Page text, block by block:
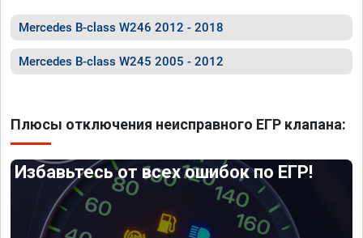
Mercedes B-class W246 2012 - 2018
Mercedes B-class W245 2005 - 2012
Плюсы отключения неисправного ЕГР клапана:
Избавьтесь от всех ошибок по ЕГР!